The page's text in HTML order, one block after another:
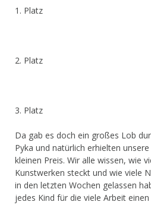
1. Platz
2. Platz
3. Platz
Da gab es doch ein großes Lob
Pyka und natürlich erhielten
kleinen Preis. Wir alle wissen, wie
Kunstwerken steckt und wie viele
in den letzten Wochen gelassen
jedes Kind für die viele Arbeit